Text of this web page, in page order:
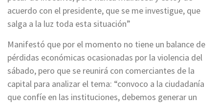
acuerdo con el presidente, que se me investigue, que
salga a la luz toda esta situación”
Manifestó que por el momento no tiene un balance de
pérdidas económicas ocasionadas por la violencia del
sábado, pero que se reunirá con comerciantes de la
capital para analizar el tema: “convoco a la ciudadanía
que confíe en las instituciones, debemos generar un